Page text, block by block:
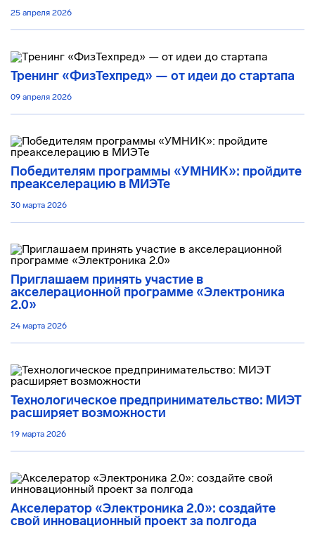
25 апреля 2026
Тренинг «ФизТехпред» — от идеи до стартапа
09 апреля 2026
Победителям программы «УМНИК»: пройдите
преакселерацию в МИЭТе
30 марта 2026
Приглашаем принять участие в
акселерационной программе «Электроника
2.0»
24 марта 2026
Технологическое предпринимательство: МИЭТ
расширяет возможности
19 марта 2026
Акселератор «Электроника 2.0»: создайте
свой инновационный проект за полгода